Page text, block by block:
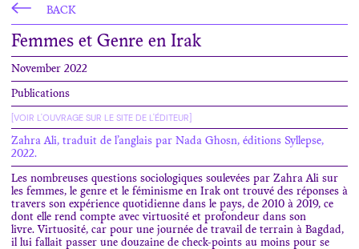
BACK
Femmes et Genre en Irak
November 2022
Publications
[VOIR L'OUVRAGE SUR LE SITE DE L'ÉDITEUR]
Zahra Ali, traduit de l’anglais par Nada Ghosn, éditions Syllepse,
2022.
Les nombreuses questions sociologiques soulevées par Zahra Ali sur
les femmes, le genre et le féminisme en Irak ont trouvé des réponses à
travers son expérience quotidienne dans le pays, de 2010 à 2019, ce
dont elle rend compte avec virtuosité et profondeur dans son
livre. Virtuosité, car pour une journée de travail de terrain à Bagdad,
il lui fallait passer une douzaine de check-points au moins pour se